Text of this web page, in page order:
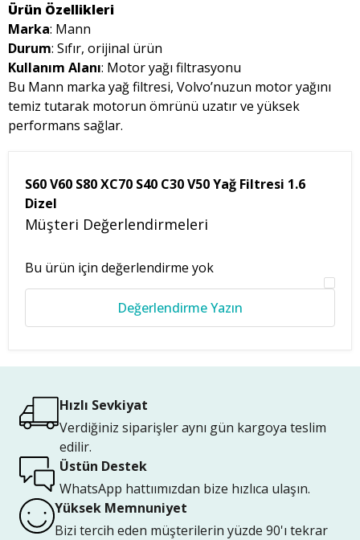
Ürün Özellikleri
Marka: Mann
Durum: Sıfır, orijinal ürün
Kullanım Alanı: Motor yağı filtrasyonu
Bu Mann marka yağ filtresi, Volvo’nuzun motor yağını
temiz tutarak motorun ömrünü uzatır ve yüksek
performans sağlar.
S60 V60 S80 XC70 S40 C30 V50 Yağ Filtresi 1.6
Dizel
Müşteri Değerlendirmeleri
Bu ürün için değerlendirme yok
Değerlendirme Yazın
Hızlı Sevkiyat
Verdiğiniz siparişler aynı gün kargoya teslim
edilir.
Üstün Destek
WhatsApp hattıımızdan bize hızlıca ulaşın.
Yüksek Memnuniyet
Bizi tercih eden müşterilerin yüzde 90'ı tekrar